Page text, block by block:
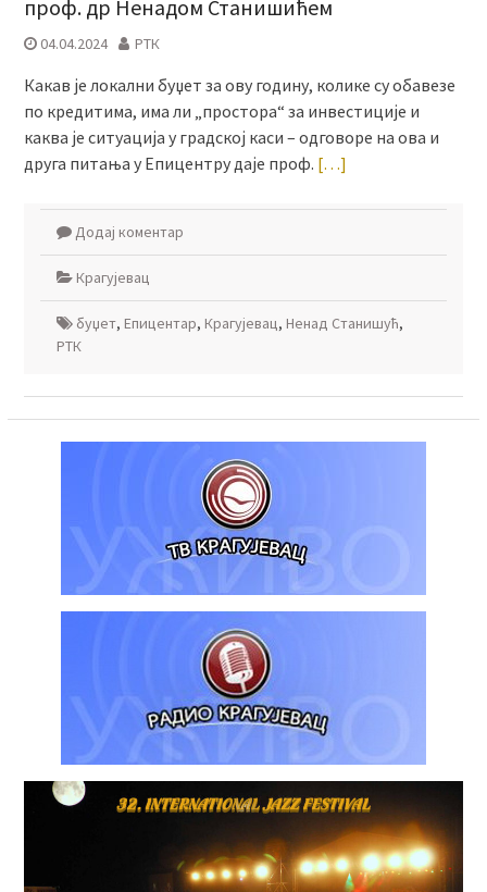
проф. др Ненадом Станишићем
04.04.2024 РТК
Какав је локални буџет за ову годину, колике су обавезе
по кредитима, има ли „простора“ за инвестиције и
каква је ситуација у градској каси – одговоре на ова и
друга питања у Епицентру даје проф. […]
Додај коментар
Крагујевац
буџет, Епицентар, Крагујевац, Ненад Станишућ,
РТК